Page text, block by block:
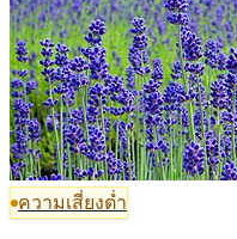
ความเสี่ยงต่ำ